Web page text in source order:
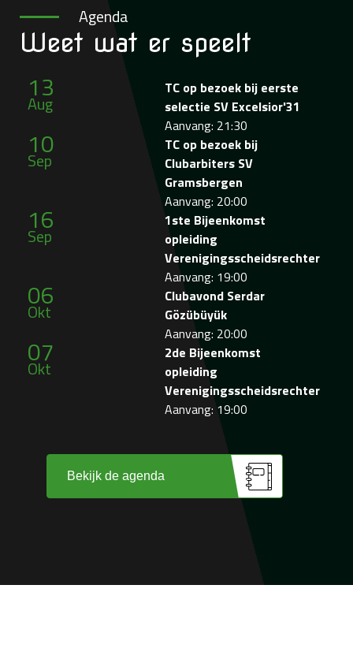
Agenda
Weet wat er speelt
13
Aug
TC op bezoek bij eerste
selectie SV Excelsior'31
Aanvang: 21:30
10
Sep
TC op bezoek bij
Clubarbiters SV
Gramsbergen
Aanvang: 20:00
16
Sep
1ste Bijeenkomst
opleiding
Verenigingsscheidsrechter
Aanvang: 19:00
06
Okt
Clubavond Serdar
Gözübüyük
Aanvang: 20:00
07
Okt
2de Bijeenkomst
opleiding
Verenigingsscheidsrechter
Aanvang: 19:00
Bekijk de agenda